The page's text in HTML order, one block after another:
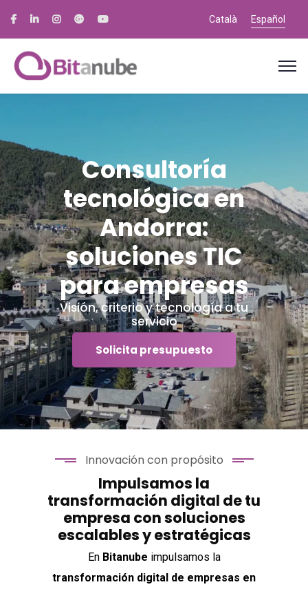
Català Español
Consultoría
tecnológica en
Andorra:
soluciones TIC
para empresas
Visión, criterio y tecnología a tu
servicio
Solicita presupuesto
Innovación con propósito
Impulsamos la
transformación digital de tu
empresa con soluciones
escalables y estratégicas
En Bitanube impulsamos la
transformación digital de empresas en